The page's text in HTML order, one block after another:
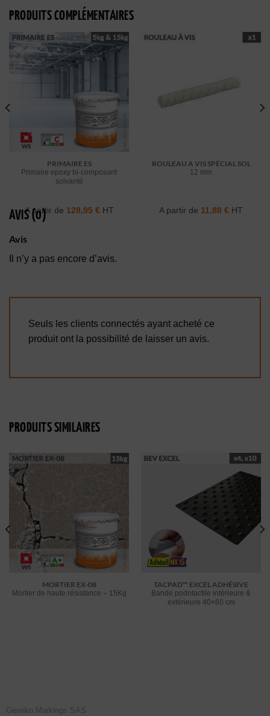
PRODUITS COMPLÉMENTAIRES
PRIMAIRE ES
Primaire epoxy bi-composant
solvanté
A partir de 128,95 €HT
ROULEAU A VIS SPÉCIAL SOL
12 mm
A partir de 11,88 € HT
AVIS (0)
Avis
Il n’y a pas encore d’avis.
Seuls les clients connectés ayant acheté ce
produit ont la possibilité de laisser un avis.
PRODUITS SIMILAIRES
MORTIER EX-08
Mortier de haute résistance – 15Kg
TACPAD™ EXCEL ADHÉSIVE
Bande podotactile intérieure &
extérieure 40×60 cm
Geveko Markings SAS